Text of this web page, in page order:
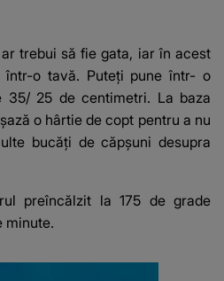
Ce spune
dascălii care
amprente
ÎN
chiar și
trebui să fie gata, iar în acest
într-o tavă. Puteți pune într- o
35/ 25 de centimetri. La baza
o hârtie de copt pentru a nu
bucăți de căpșuni desupra
preîncălzit la 175 de grade
minute.